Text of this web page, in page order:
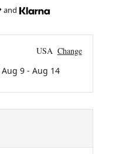
and
USA Change
Aug 9- Aug 14